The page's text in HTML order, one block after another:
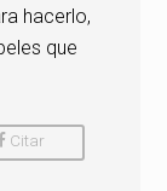
hacerlo,
que
Citar